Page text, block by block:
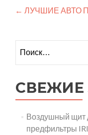
записям
← ЛУЧШИЕ АВТО
СВЕЖИЕ
Воздушный щит
предфильтры